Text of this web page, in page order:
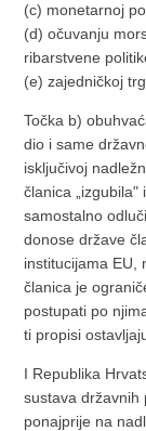
(c) monetarnoj
(d) očuvanju
ribarstvene
(e) zajedničkoj
Točka b)
dio i same
isključivoj
članica
samostalno
donose države
institucijama EU,
članica je
postupati po
ti propisi
I Republika
sustava državnih
ponajprije na